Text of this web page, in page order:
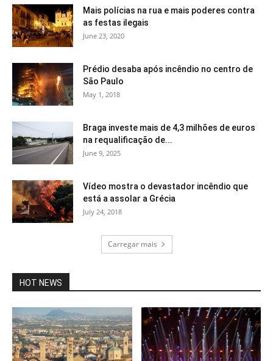
Mais polícias na rua e mais poderes contra
as festas ilegais
June 23, 2020
Prédio desaba após incêndio no centro de
São Paulo
May 1, 2018
Braga investe mais de 4,3 milhões de euros
na requalificação de...
June 9, 2025
Vídeo mostra o devastador incêndio que
está a assolar a Grécia
July 24, 2018
Carregar mais
HOT NEWS